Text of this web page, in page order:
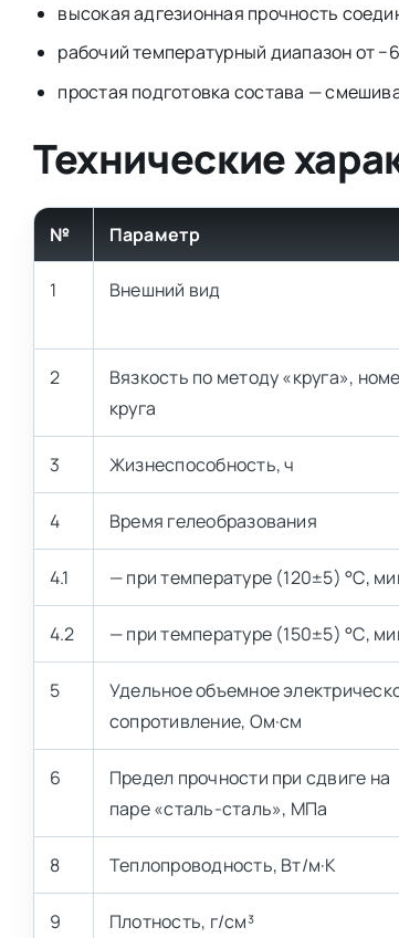
высокая адгезионная прочность
рабочий температурный диапазон от
простая подготовка состава —
Технические
№ Параметр
1 Внешний вид
2
Вязкость по методу «круга»,
круга
3 Жизнеспособность, ч
4 Время гелеобразования
4.1 — при температуре (120±5) °С,
4.2 — при температуре (150±5) °С,
5
Удельное объемное
сопротивление, Ом·см
6
Предел прочности при сдвиге на
паре «сталь-сталь», МПа
8 Теплопроводность, Вт/м·К
9 Плотность, г/см³